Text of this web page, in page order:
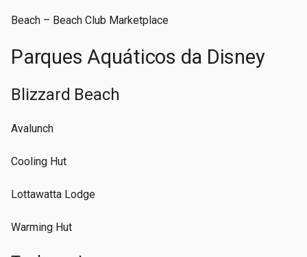
Beach – Beach Club Marketplace
Parques Aquáticos da Disney
Blizzard Beach
Avalunch
Cooling Hut
Lottawatta Lodge
Warming Hut